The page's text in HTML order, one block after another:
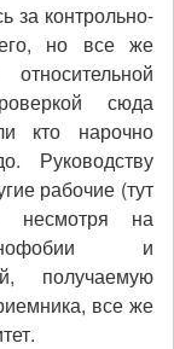
за контрольно-
но все же
сюда
кто нарочно
Руководству
рабочие (тут
несмотря на
и
получаемую
все же